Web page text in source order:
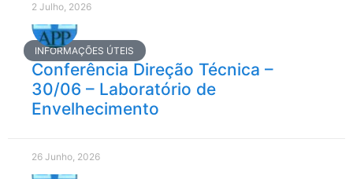
2 Julho, 2026
INFORMAÇÕES ÚTEIS
Conferência Direção Técnica –
30/06 – Laboratório de
Envelhecimento
26 Junho, 2026